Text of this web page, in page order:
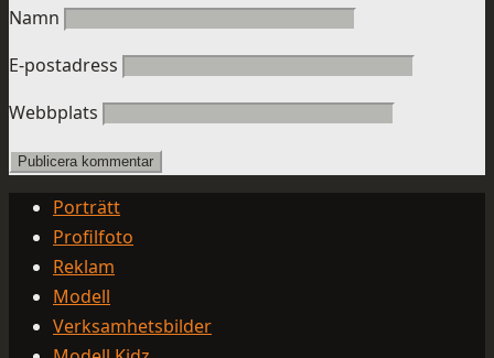
Namn
E-postadress
Webbplats
Porträtt
Profilfoto
Reklam
Modell
Verksamhetsbilder